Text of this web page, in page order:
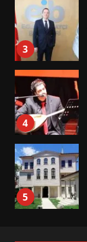
3
4
5